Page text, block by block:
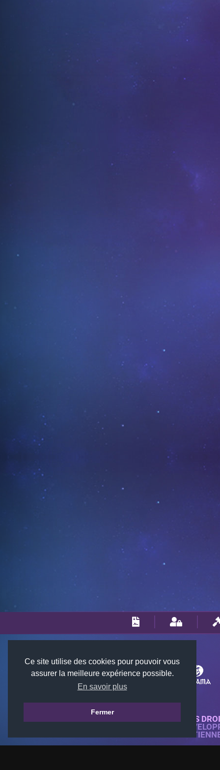
Ce site utilise des cookies pour pouvoir vous
assurer la meilleure expérience possible.
En savoir plus
Fermer
© 2018-2026 KTARENA. TOUS
SITE WEB ENTIÈREMENT
TOUTES LES IMAGES